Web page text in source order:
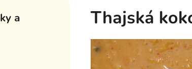
a
Thajská